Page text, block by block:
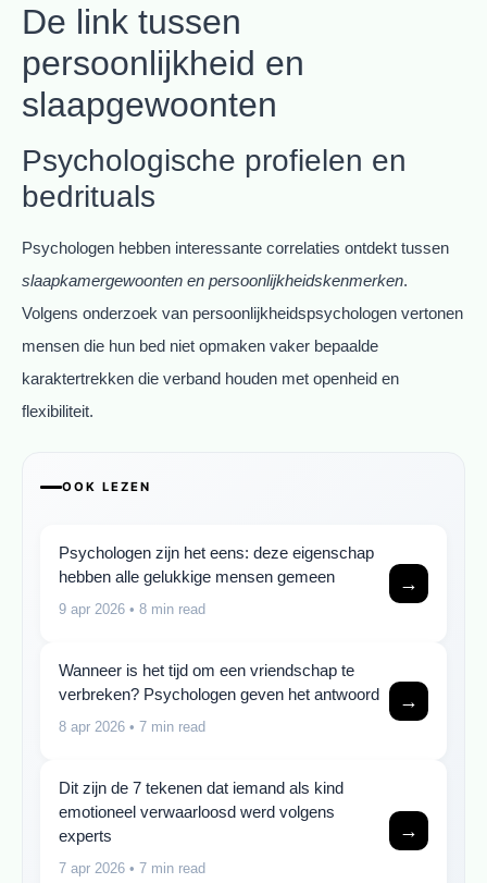
De link tussen
persoonlijkheid en
slaapgewoonten
Psychologische profielen en
bedrituals
Psychologen hebben interessante correlaties ontdekt tussen
slaapkamergewoonten en persoonlijkheidskenmerken.
Volgens onderzoek van persoonlijkheidspsychologen vertonen
mensen die hun bed niet opmaken vaker bepaalde
karaktertrekken die verband houden met openheid en
flexibiliteit.
OOK LEZEN
Psychologen zijn het eens: deze eigenschap
hebben alle gelukkige mensen gemeen
9 apr 2026 • 8 min read
→
Wanneer is het tijd om een vriendschap te
verbreken? Psychologen geven het antwoord
8 apr 2026 • 7 min read
→
Dit zijn de 7 tekenen dat iemand als kind
emotioneel verwaarloosd werd volgens
experts
7 apr 2026 • 7 min read
→